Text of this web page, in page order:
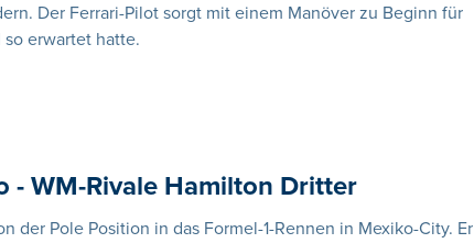
Der Ferrari-Pilot sorgt mit einem Manöver zu Beginn für
erwartet hatte.
- WM-Rivale Hamilton Dritter
der Pole Position in das Formel-1-Rennen in Mexiko-City. Er